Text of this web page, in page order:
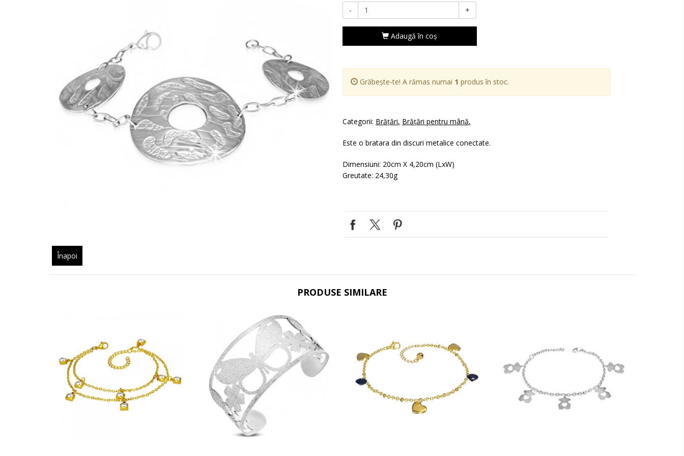
-
+
Adaugă în coş
Grăbește-te! A rămas numai 1 produs în stoc.
Categorii: Brăţări Brăţări pentru mână
Este o bratara din discuri metalice conectate.
Dimensiuni: 20cm X 4,20cm (LxW)
Greutate: 24,30g
Înapoi
PRODUSE SIMILARE